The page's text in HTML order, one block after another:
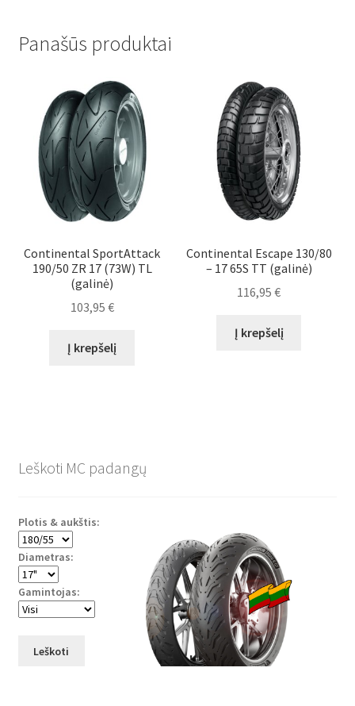
Panašūs produktai
Continental SportAttack
190/50 ZR 17 (73W) TL
(galinė)
103,95 €
Į krepšelį
Continental Escape 130/80
– 17 65S TT (galinė)
116,95€
Į krepšelį
Leškoti MC padangų
Plotis & aukštis:
Diametras:
Gamintojas:
Leškoti